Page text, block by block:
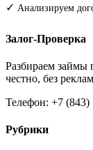
✓ Анализируем
Залог-Проверка
Разбираем займы
честно, без
Телефон: +7 (843)
Рубрики